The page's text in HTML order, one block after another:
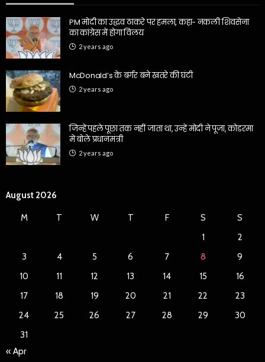
PM मोदी का उद्धव ठाकरे पर हमला, कहा- नकली शिवसेना
का कांग्रेस में होगा विलय
2 years ago
McDonald’s के बर्गर बने खतरे की घंटी
2 years ago
जिन्हें पहले पूछा तक नहीं जाता था, उन्हें मोदी ने पूजा, कोडरमा
में बोले प्रधानमंत्री
2 years ago
August 2026
M T W T F S
S
1
2
3
4 5 6 7 8
9
10
11 12 13 14 15
16
17
18 19 20 21 22
23
24
25 26 27 28 29
30
31
« Apr